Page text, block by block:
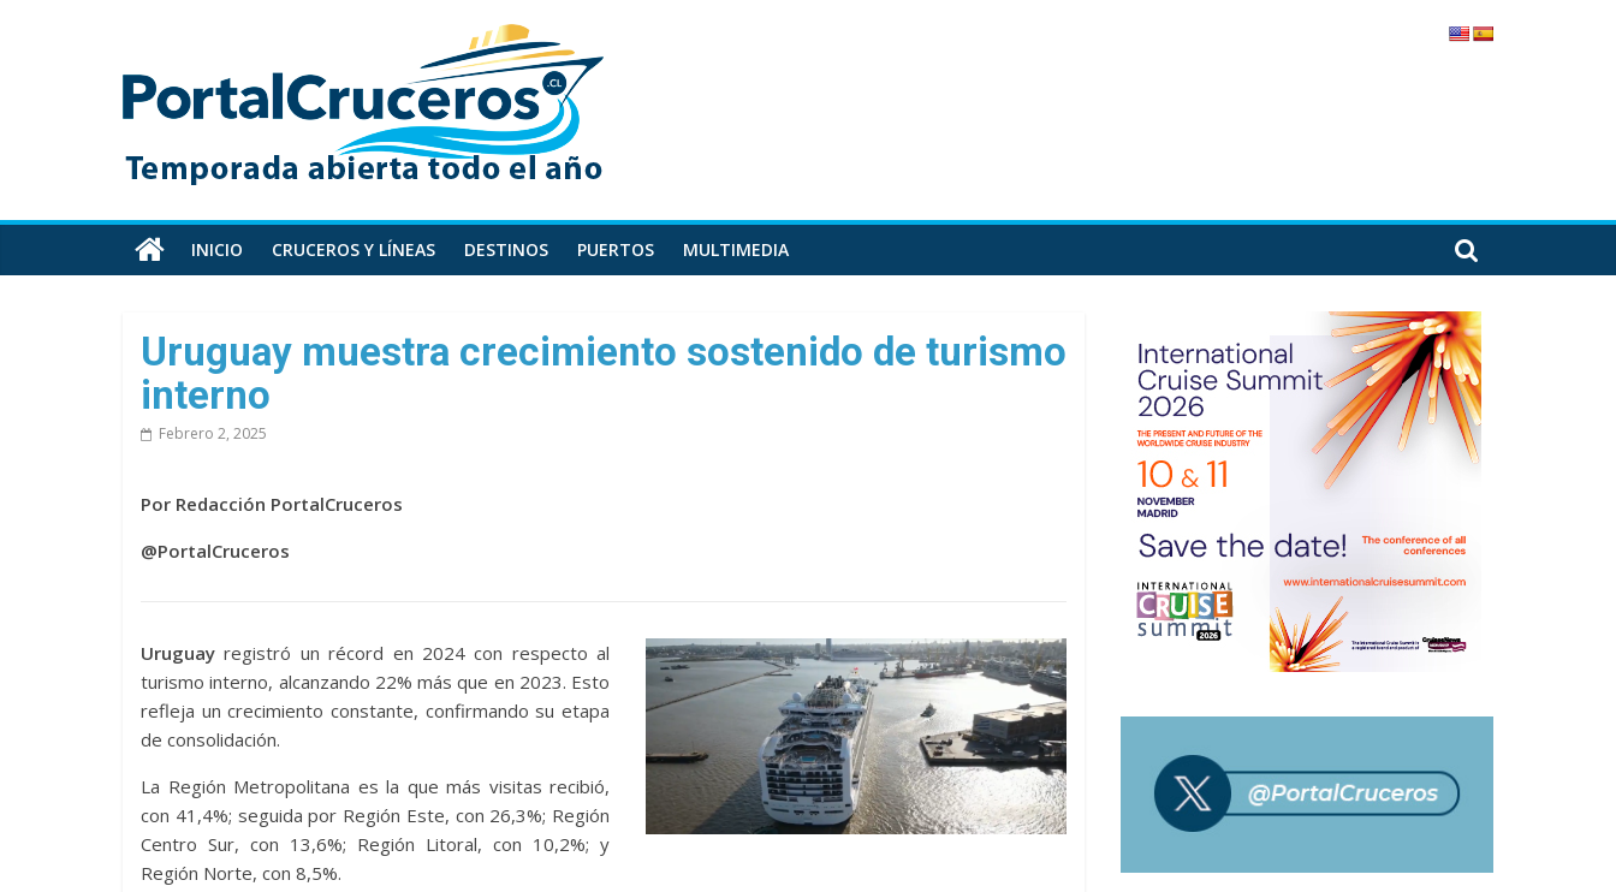
PortalCruceros
Toda
información
cruceros
en
un
sitio
INICIO CRUCEROS Y LÍNEAS DESTINOS PUERTOS MULTIMEDIA
Uruguay muestra crecimiento sostenido de turismo
interno
Febrero 2, 2025
Por Redacción PortalCruceros
@PortalCruceros
Uruguay registró un récord en 2024 con respecto al
turismo interno, alcanzando 22% más que en 2023. Esto
refleja un crecimiento constante, confirmando su etapa
de consolidación.
La Región Metropolitana es la que más visitas recibió,
con 41,4%; seguida por Región Este, con 26,3%; Región
Centro Sur, con 13,6%; Región Litoral, con 10,2%; y
Región Norte, con 8,5%.